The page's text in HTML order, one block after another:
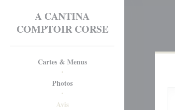
A CANTINA
COMPTOIR CORSE
Cartes & Menus
Photos
Avis